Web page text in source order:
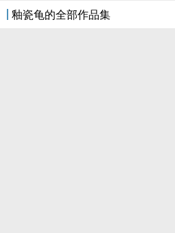
釉瓷龟的全部作品集